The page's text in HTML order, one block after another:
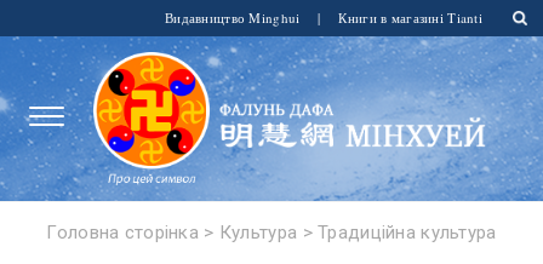
Видавництво Minghui | Книги в магазині Tianti
Головна сторінка > Культура >Традиційна культура